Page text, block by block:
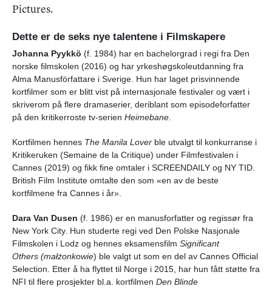
Pictures.
Dette er de seks nye talentene i Filmskapere
Johanna Pyykkö (f. 1984) har en bachelorgrad i regi fra Den
norske filmskolen (2016) og har yrkeshøgskoleutdanning fra
Alma Manusförfattare i Sverige. Hun har laget prisvinnende
kortfilmer som er blitt vist på internasjonale festivaler og vært i
skriverom på flere dramaserier, deriblant som episodeforfatter
på den kritikerroste tv-serien Heimebane.
Kortfilmen hennes The Manila Lover ble utvalgt til konkurranse i
Kritikeruken (Semaine de la Critique) under Filmfestivalen i
Cannes (2019) og fikk fine omtaler i SCREENDAILY og NY TID.
British Film Institute omtalte den som «en av de beste
kortfilmene fra Cannes i år».
Dara Van Dusen (f. 1986) er en manusforfatter og regissør fra
New York City. Hun studerte regi ved Den Polske Nasjonale
Filmskolen i Lodz og hennes eksamensfilm Significant
Others (małżonkowie) ble valgt ut som en del av Cannes Official
Selection. Etter å ha flyttet til Norge i 2015, har hun fått støtte fra
NFI til flere prosjekter bl.a. kortfilmen Den Blinde